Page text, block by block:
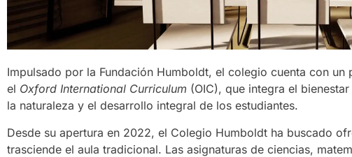
Impulsado por la Fundación Humboldt, el colegio cuenta con un
el Oxford International Curriculum (OIC), que integra el
la naturaleza y el desarrollo integral de los estudiantes.
Desde su apertura en 2022, el Colegio Humboldt ha buscado
trasciende el aula tradicional. Las asignaturas de ciencias,